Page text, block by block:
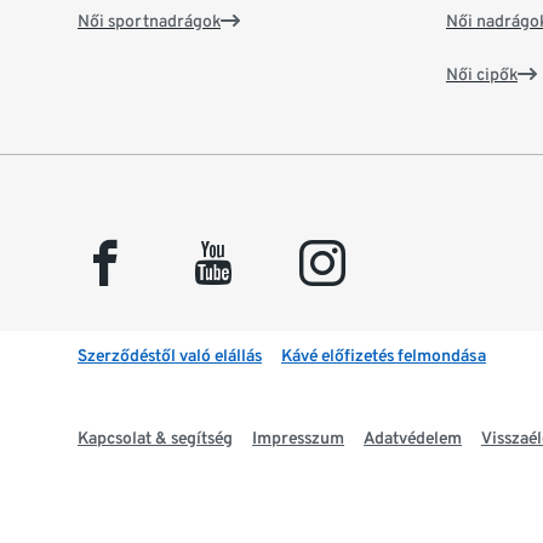
Női sportnadrágok Női
Női cipők
facebook youtube instagram
Szerződéstől való elállás Kávé előfizetés felmondása
Kapcsolat & segítség Impresszum Adatvédelem